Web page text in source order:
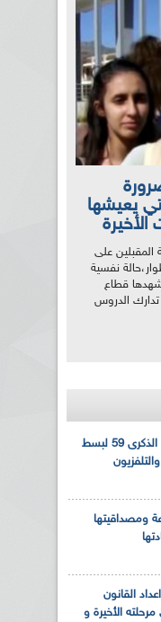
يعيشها
الأخيرة
المقبلين على
نفسية
شهدها قطاع
تدارك الدروس
الإذاعة الجزائرية تحي الذكرى 59 لبسط
ومصداقيتها
القانون
الأخيرة و